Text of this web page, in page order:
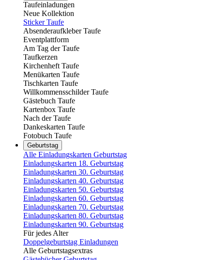
Taufeinladungen
Neue Kollektion
Sticker Taufe
Absenderaufkleber Taufe
Eventplattform
Am Tag der Taufe
Taufkerzen
Kirchenheft Taufe
Menükarten Taufe
Tischkarten Taufe
Willkommensschilder Taufe
Gästebuch Taufe
Kartenbox Taufe
Nach der Taufe
Dankeskarten Taufe
Fotobuch Taufe
Geburtstag
Alle Einladungskarten Geburtstag
Einladungskarten 18. Geburtstag
Einladungskarten 30. Geburtstag
Einladungskarten 40. Geburtstag
Einladungskarten 50. Geburtstag
Einladungskarten 60. Geburtstag
Einladungskarten 70. Geburtstag
Einladungskarten 80. Geburtstag
Einladungskarten 90. Geburtstag
Für jedes Alter
Doppelgeburtstag Einladungen
Alle Geburtstagsextras